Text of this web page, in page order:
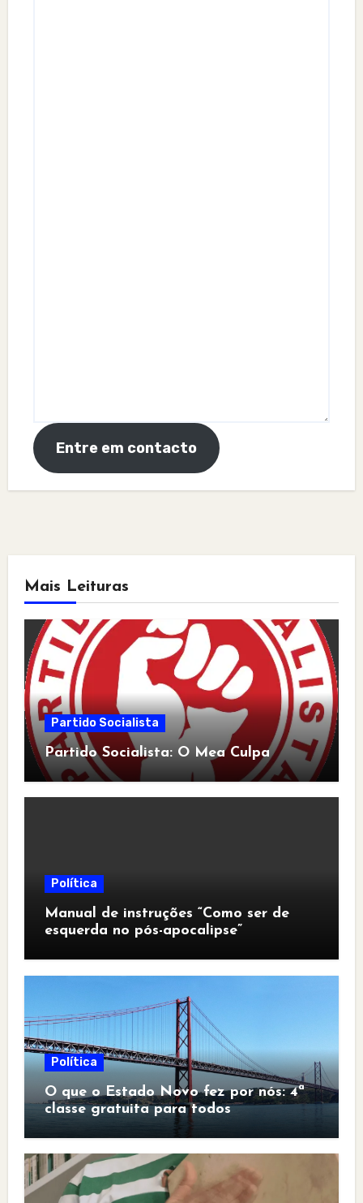
Entre em contacto
Mais Leituras
Partido Socialista
Partido Socialista: O Mea Culpa
Política
Manual de instruções “Como ser de
esquerda no pós-apocalipse”
Política
O que o Estado Novo fez por nós: 4ª
classe gratuita para todos